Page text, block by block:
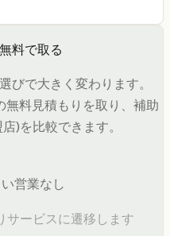
料で取る
びで大きく変わります。
無料見積もりを取り、補助
)を比較できます。
営業なし
サービスに遷移します